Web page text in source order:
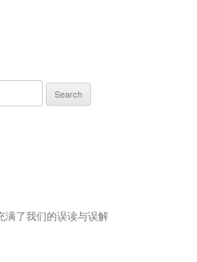
满了我们的误读与误解